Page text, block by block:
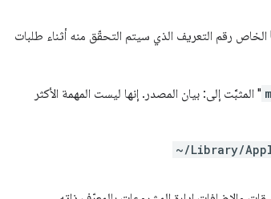
عند تسجيل تطبيقك في وحدة تحكم OAuth في Google، ستقدم عنوان URL الخاص رقم التعريف الذي سيتم التحقّق منه أثناء طلبات
" المثبَّت إلى: بيان المصدر. إنها ليست المهمة الأكثر
~/Library/